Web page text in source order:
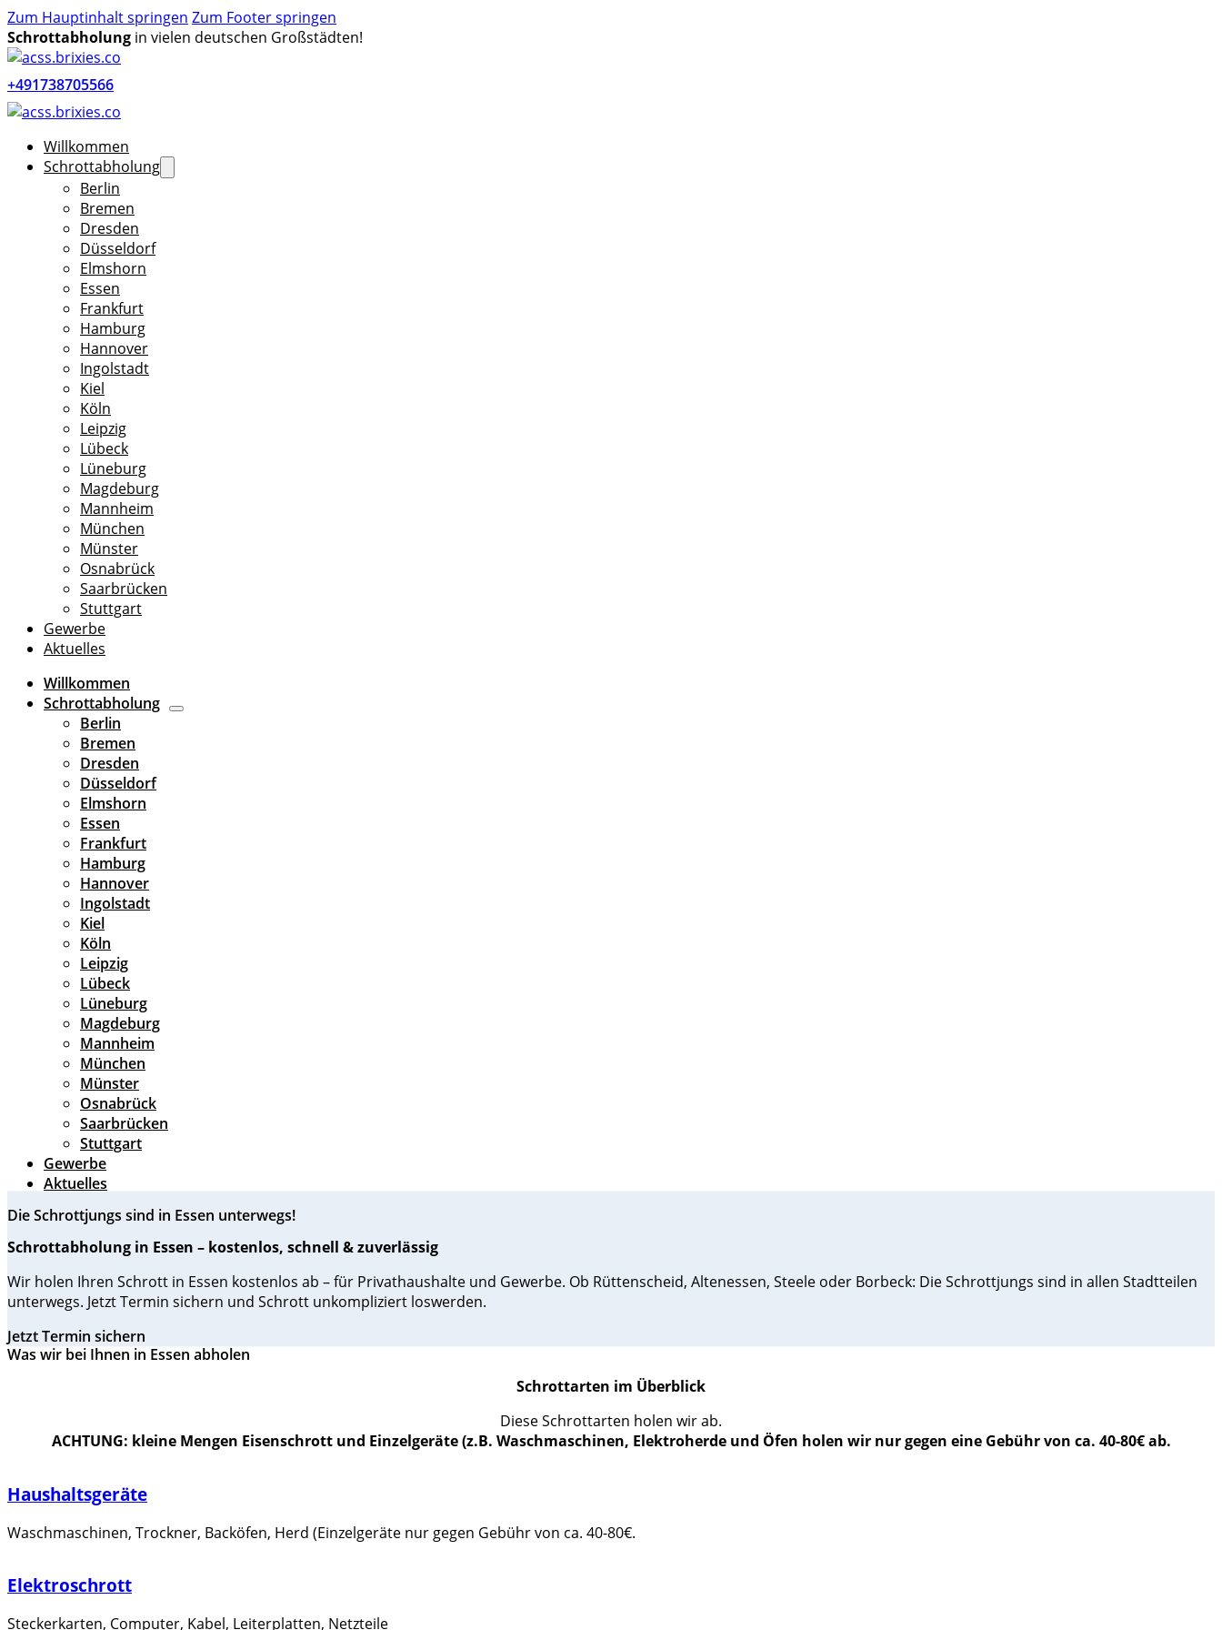
Zum Hauptinhalt springen Zum Footer springen
Schrottabholung in vielen deutschen Großstädten!
+491738705566
Willkommen
Schrottabholung
Berlin
Bremen
Dresden
Düsseldorf
Elmshorn
Essen
Frankfurt
Hamburg
Hannover
Ingolstadt
Kiel
Köln
Leipzig
Lübeck
Lüneburg
Magdeburg
Mannheim
München
Münster
Osnabrück
Saarbrücken
Stuttgart
Gewerbe
Aktuelles
Willkommen
Schrottabholung
Berlin
Bremen
Dresden
Düsseldorf
Elmshorn
Essen
Frankfurt
Hamburg
Hannover
Ingolstadt
Kiel
Köln
Leipzig
Lübeck
Lüneburg
Magdeburg
Mannheim
München
Münster
Osnabrück
Saarbrücken
Stuttgart
Gewerbe
Aktuelles
Die Schrottjungs sind in Essen unterwegs!
Schrottabholung in Essen – kostenlos, schnell & zuverlässig
Wir holen Ihren Schrott in Essen kostenlos ab – für Privathaushalte und Gewerbe. Ob Rüttenscheid, Altenessen, Steele oder Borbeck: Die Schrottjungs sind in allen Stadtteilen
unterwegs. Jetzt Termin sichern und Schrott unkompliziert loswerden.
Jetzt Termin sichern
Was wir bei Ihnen in Essen abholen
Schrottarten im Überblick
Diese Schrottarten holen wir ab.
ACHTUNG: kleine Mengen Eisenschrott und Einzelgeräte (z.B. Waschmaschinen, Elektroherde und Öfen holen wir nur gegen eine Gebühr von ca. 40-80€ ab.
Haushaltsgeräte
Waschmaschinen, Trockner, Backöfen, Herd (Einzelgeräte nur gegen Gebühr von ca. 40-80€.
Elektroschrott
Steckerkarten, Computer, Kabel, Leiterplatten, Netzteile